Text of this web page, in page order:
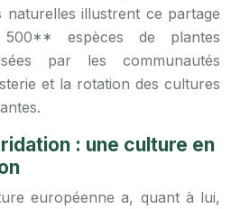
naturelles illustrent ce partage
espèces de plantes
par les communautés
et la rotation des cultures
: une culture en
européenne a, quant à lui,